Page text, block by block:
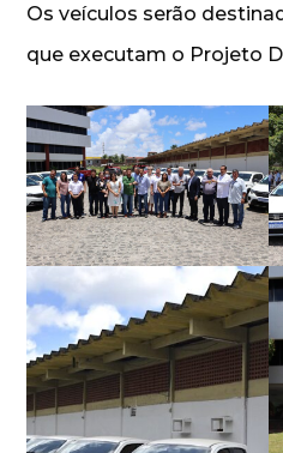
Os veículos serão
que executam o Projeto